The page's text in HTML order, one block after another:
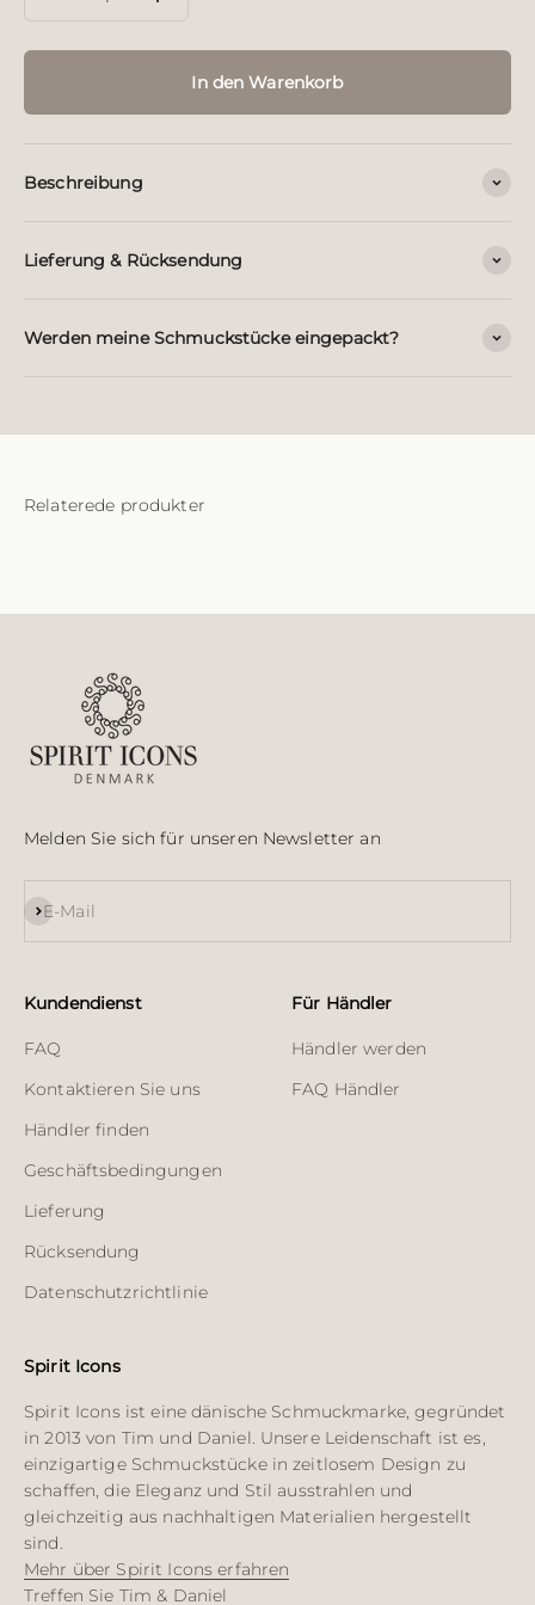
In den Warenkorb
Beschreibung
Lieferung & Rücksendung
Werden meine Schmuckstücke eingepackt?
Melden Sie sich für unseren Newsletter an
E-Mail
Abonnieren
Kundendienst
FAQ
Kontaktieren Sie uns
Händler finden
Geschäftsbedingungen
Lieferung
Rücksendung
Datenschutzrichtlinie
Für Händler
Händler werden
FAQ Händler
Spirit Icons
Spirit Icons ist eine dänische Schmuckmarke, gegründet
in 2013 von Tim und Daniel. Unsere Leidenschaft ist es,
einzigartige Schmuckstücke in zeitlosem Design zu
schaffen, die Eleganz und Stil ausstrahlen und
gleichzeitig aus nachhaltigen Materialien hergestellt
sind.
Mehr über Spirit Icons erfahren
Treffen Sie Tim & Daniel